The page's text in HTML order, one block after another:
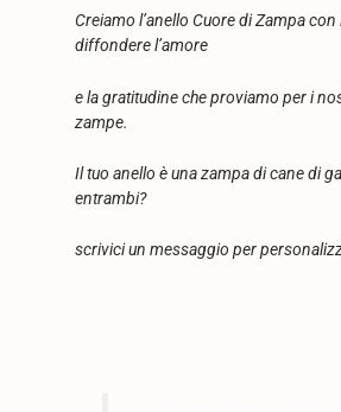
Creiamo l’anello Cuore di Zampa
diffondere l’amore
e la gratitudine che proviamo per i
zampe.
Il tuo anello è una zampa di cane di
entrambi?
scrivici un messaggio per